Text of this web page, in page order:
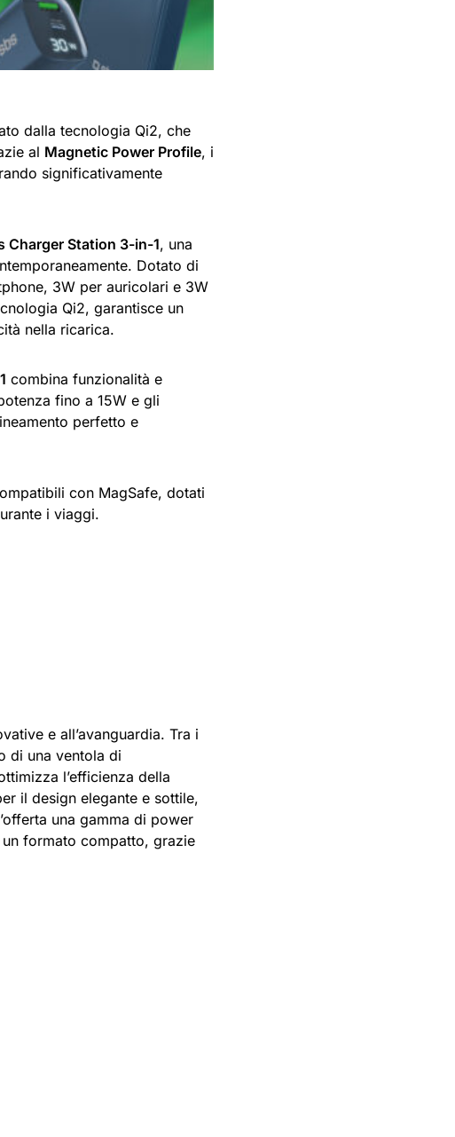
dalla tecnologia Qi2, che
al Magnetic Power Profile, i
significativamente
Charger Station 3-in-1, una
Dotato di
3W per auricolari e 3W
Qi2, garantisce un
nella ricarica.
combina funzionalità e
fino a 15W e gli
perfetto e
con MagSafe, dotati
i viaggi.
e all’avanguardia. Tra i
di una ventola di
l’efficienza della
il design elegante e sottile,
una gamma di power
formato compatto, grazie